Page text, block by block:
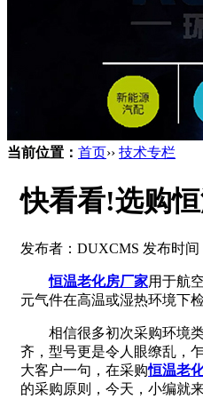
当前位置： 首页›› 技术专栏
快看看!选购
发布者：DUXCMS 发布时间
恒温老化房厂家用于航
元气件在高温或湿热环境下
相信很多初次采购环境
齐，型号更是令人眼缭乱，
大客户一句，在采购恒温老
的采购原则，今天，小编就